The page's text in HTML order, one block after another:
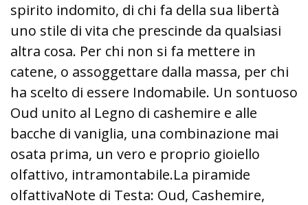
spirito indomito, di chi fa della sua libertà
uno stile di vita che prescinde da qualsiasi
altra cosa. Per chi non si fa mettere in
catene, o assoggettare dalla massa, per chi
ha scelto di essere Indomabile. Un sontuoso
Oud unito al Legno di cashemire e alle
bacche di vaniglia, una combinazione mai
osata prima, un vero e proprio gioiello
olfattivo, intramontabile.La piramide
olfattivaNote di Testa: Oud, Cashemire,